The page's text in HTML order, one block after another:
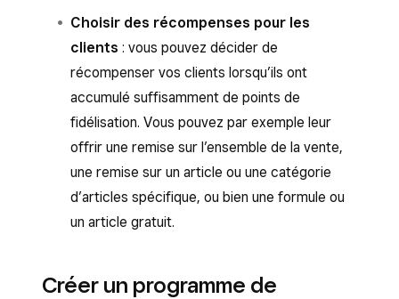
Choisir des récompenses pour les
clients : vous pouvez décider de
récompenser vos clients lorsqu’ils ont
accumulé suffisamment de points de
fidélisation. Vous pouvez par exemple leur
offrir une remise sur l’ensemble de la vente,
une remise sur un article ou une catégorie
d’articles spécifique, ou bien une formule ou
un article gratuit.
Créer un programme de